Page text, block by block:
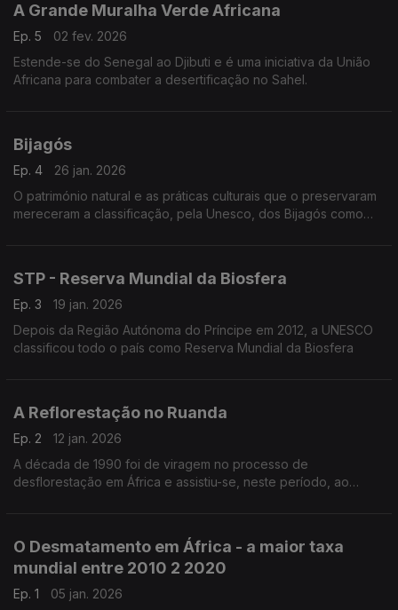
A Grande Muralha Verde Africana
Ep. 5
02 fev. 2026
Estende-se do Senegal ao Djibuti e é uma iniciativa da União
Africana para combater a desertificação no Sahel.
Bijagós
Ep. 4
26 jan. 2026
O património natural e as práticas culturais que o preservaram
mereceram a classificação, pela Unesco, dos Bijagós como
STP - Reserva Mundial da Biosfera
Ep. 3
19 jan. 2026
Depois da Região Autónoma do Príncipe em 2012, a UNESCO
classificou todo o país como Reserva Mundial da Biosfera
A Reflorestação no Ruanda
Ep. 2
12 jan. 2026
A década de 1990 foi de viragem no processo de
desflorestação em África e assistiu-se, neste período, ao
O Desmatamento em África - a maior taxa
mundial entre 2010 2 2020
Ep. 1
05 jan. 2026